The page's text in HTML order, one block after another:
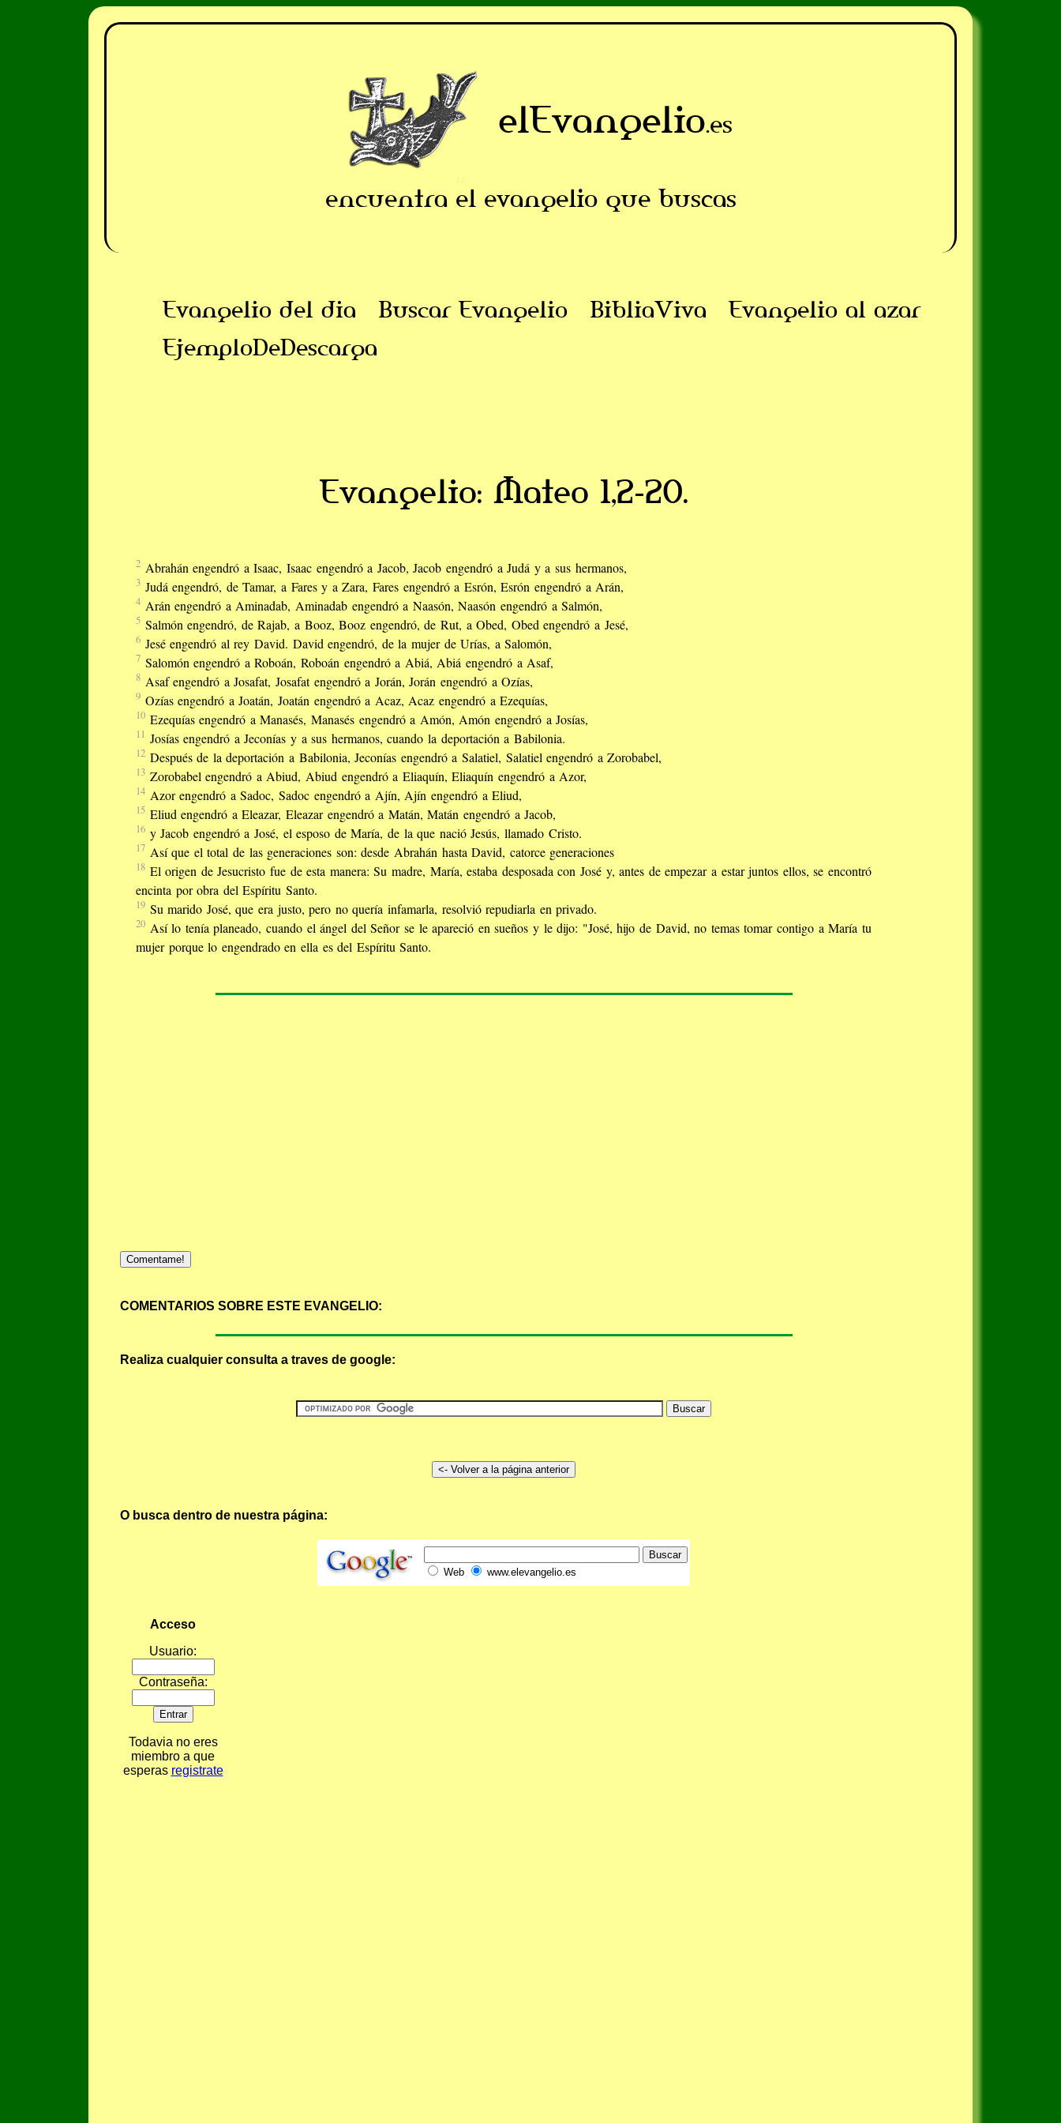
elEvangelio.es
encuentra el evangelio que buscas
Evangelio del dia Buscar Evangelio BibliaViva
Evangelio al azar
EjemploDeDescarga
Evangelio: Mateo 1,2-20.
2 Abrahán engendró a Isaac, Isaac engendró a Jacob, Jacob engendró a Judá y a sus hermanos,
3 Judá engendró, de Tamar, a Fares y a Zara, Fares engendró a Esrón, Esrón engendró a Arán,
4 Arán engendró a Aminadab, Aminadab engendró a Naasón, Naasón engendró a Salmón,
5 Salmón engendró, de Rajab, a Booz, Booz engendró, de Rut, a Obed, Obed engendró a Jesé,
6 Jesé engendró al rey David. David engendró, de la mujer de Urías, a Salomón,
7 Salomón engendró a Roboán, Roboán engendró a Abiá, Abiá engendró a Asaf,
8 Asaf engendró a Josafat, Josafat engendró a Jorán, Jorán engendró a Ozías,
9 Ozías engendró a Joatán, Joatán engendró a Acaz, Acaz engendró a Ezequías,
10 Ezequías engendró a Manasés, Manasés engendró a Amón, Amón engendró a Josías,
11 Josías engendró a Jeconías y a sus hermanos, cuando la deportación a Babilonia.
12 Después de la deportación a Babilonia, Jeconías engendró a Salatiel, Salatiel engendró a Zorobabel,
13 Zorobabel engendró a Abiud, Abiud engendró a Eliaquín, Eliaquín engendró a Azor,
14 Azor engendró a Sadoc, Sadoc engendró a Ajín, Ajín engendró a Eliud,
15 Eliud engendró a Eleazar, Eleazar engendró a Matán, Matán engendró a Jacob,
16 y Jacob engendró a José, el esposo de María, de la que nació Jesús, llamado Cristo.
17 Así que el total de las generaciones son: desde Abrahán hasta David, catorce generaciones
18 El origen de Jesucristo fue de esta manera: Su madre, María, estaba desposada con José y, antes de empezar a estar juntos ellos, se encontró
encinta por obra del Espíritu Santo.
19 Su marido José, que era justo, pero no quería infamarla, resolvió repudiarla en privado.
20 Así lo tenía planeado, cuando el ángel del Señor se le apareció en sueños y le dijo: "José, hijo de David, no temas tomar contigo a María tu
mujer porque lo engendrado en ella es del Espíritu Santo.
Comentame!
COMENTARIOS SOBRE ESTE EVANGELIO:
Realiza cualquier consulta a traves de google:
O busca dentro de nuestra página:
Web www.elevangelio.es
Acceso
Usuario:
Contraseña:
Todavia no eres
miembro a que
esperas registrate